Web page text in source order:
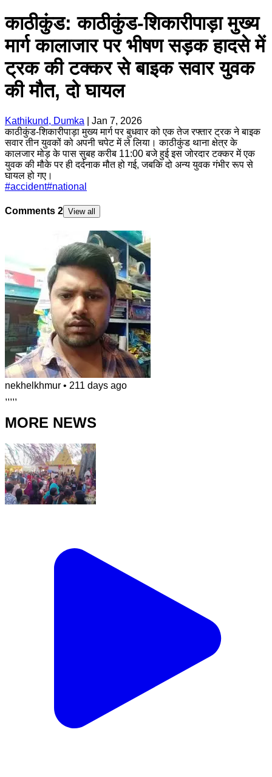
काठीकुंड: काठीकुंड-शिकारीपाड़ा मुख्य
मार्ग कालाजार पर भीषण सड़क हादसे में
ट्रक की टक्कर से बाइक सवार युवक
की मौत, दो घायल
Kathikund, Dumka
Jan 7, 2026
काठीकुंड-शिकारीपाड़ा मुख्य मार्ग पर बुधवार को एक तेज रफ्तार ट्रक ने बाइक
सवार तीन युवकों को अपनी चपेट में ले लिया। काठीकुंड थाना क्षेत्र के
कालजार मोड़ के पास सुबह करीब 11:00 बजे हुई इस जोरदार टक्कर में एक
युवक की मौके पर ही दर्दनाक मौत हो गई, जबकि दो अन्य युवक गंभीर रूप से
घायल हो गए।
#accident#national
Comments 2 View all
nekhelkhmur • 211 days ago
,,,,,
MORE NEWS